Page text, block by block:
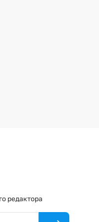
редактора